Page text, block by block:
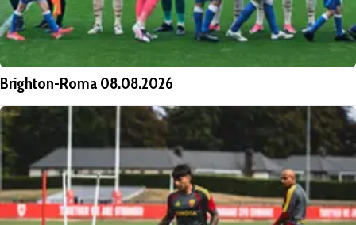
Brighton-Roma 08.08.2026